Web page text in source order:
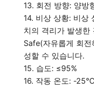
13. 회전 방향: 양방
14. 비상 상황: 비상
치의 격리가 발생
Safe(자유롭게 회
성할 수 있습니다.
15. 습도: ≤95%
16. 작동 온도: -